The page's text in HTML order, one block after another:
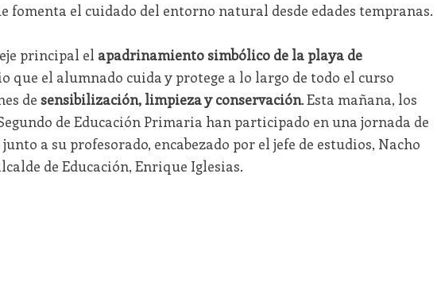
fomenta el cuidado del entorno natural desde edades tempranas.
principal el apadrinamiento simbólico de la playa de
que el alumnado cuida y protege a lo largo de todo el curso
de sensibilización, limpieza y conservación. Esta mañana, los
de Educación Primaria han participado en una jornada de
a su profesorado, encabezado por el jefe de estudios, Nacho
de Educación, Enrique Iglesias.